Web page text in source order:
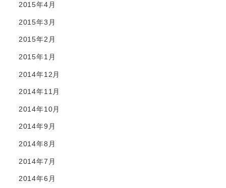
2015年4月
2015年3月
2015年2月
2015年1月
2014年12月
2014年11月
2014年10月
2014年9月
2014年8月
2014年7月
2014年6月